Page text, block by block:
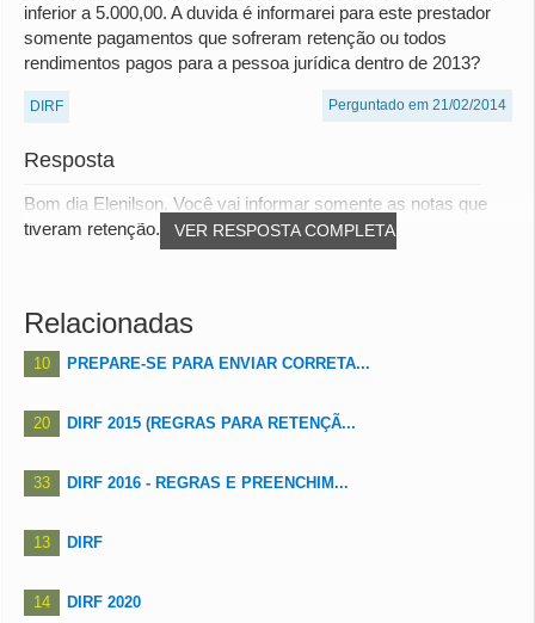
inferior a 5.000,00. A duvida é informarei para este prestador
somente pagamentos que sofreram retenção ou todos
rendimentos pagos para a pessoa jurídica dentro de 2013?
DIRF Perguntado em 21/02/2014
Resposta
VER RESPOSTA COMPLETA
Bom dia Elenilson. Você vai informar somente as notas que
tiveram retenção.(Por se tratar de retenç...
Relacionadas
10 PREPARE-SE PARA ENVIAR CORRETA...
20 DIRF 2015 (REGRAS PARA RETENÇÃ...
33 DIRF 2016 - REGRAS E PREENCHIM...
13 DIRF
14 DIRF 2020